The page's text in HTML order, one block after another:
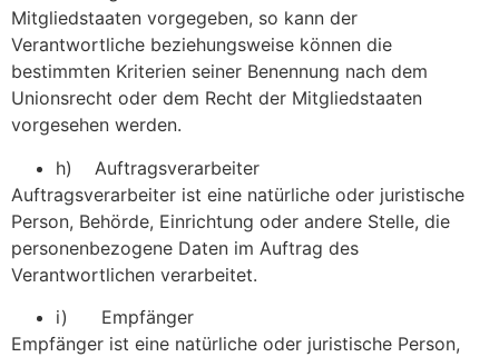
Mitgliedstaaten vorgegeben, so kann der
Verantwortliche beziehungsweise können die
bestimmten Kriterien seiner Benennung nach dem
Unionsrecht oder dem Recht der Mitgliedstaaten
vorgesehen werden.
h) Auftragsverarbeiter
Auftragsverarbeiter ist eine natürliche oder juristische
Person, Behörde, Einrichtung oder andere Stelle, die
personenbezogene Daten im Auftrag des
Verantwortlichen verarbeitet.
i) Empfänger
Empfänger ist eine natürliche oder juristische Person,